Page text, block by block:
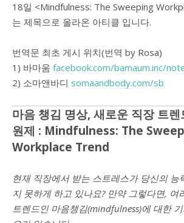
18일 <Mindfulness: The Sweeping
는 제목으로 올라온 아티클 입니다.
번역문 최초 게시 위치(번역 by Rosa)
1) 바마움 facebook.com/bamaum.inc/
2) 소마앤바디 somaandbody.com/sb
마음 챙김 명상, 새로운 직장 트렌
원제 : Mindfulness: The
Workplace Trend
현재 직장에서 받는 스트레스가 당신의 능
지 못하게 하고 있나요? 만약 그렇다면, 여
트렌드인 마음챙김(mindfulness)에 대한